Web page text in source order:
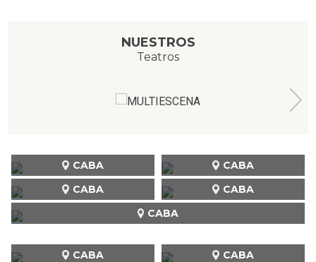
NUESTROS
Teatros
CABA
CABA
CABA
CABA
CABA
CABA
CABA